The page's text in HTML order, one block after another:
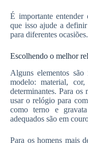
É importante
que isso ajude a
para diferentes ocasiões.
Escolhendo o melhor
Alguns elementos são
modelo: material,
determinantes. Para os
usar o relógio para
como terno e
adequados são em
Para os homens mais